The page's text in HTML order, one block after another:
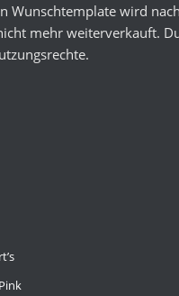
Wunschtemplate wird
mehr weiterverkauft.